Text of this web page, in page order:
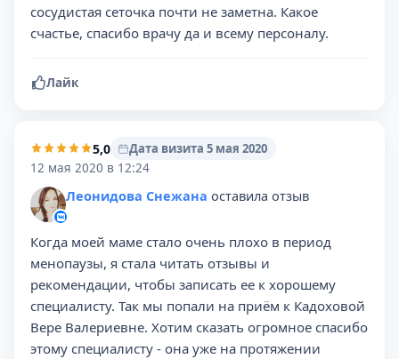
сосудистая сеточка почти не заметна. Какое
счастье, спасибо врачу да и всему персоналу.
Лайк
5,0
Дата визита 5 мая 2020
12 мая 2020 в 12:24
Леонидова Снежана оставила отзыв
Когда моей маме стало очень плохо в период
менопаузы, я стала читать отзывы и
рекомендации, чтобы записать ее к хорошему
специалисту. Так мы попали на приём к Кадоховой
Вере Валериевне. Хотим сказать огромное спасибо
этому специалисту - она уже на протяжении